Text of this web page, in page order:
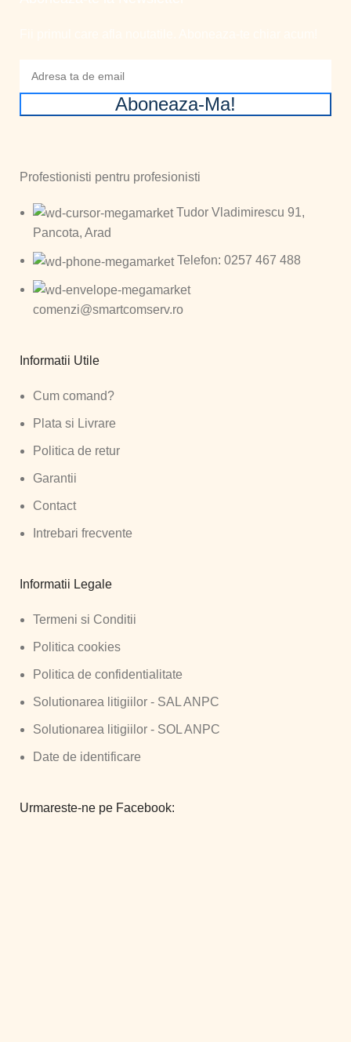
Aboneaza-Ma!
Profestionisti pentru profesionisti
Tudor Vladimirescu 91,
Pancota, Arad
Telefon: 0257 467 488
comenzi@smartcomserv.ro
Informatii Utile
Cum comand?
Plata si Livrare
Politica de retur
Garantii
Contact
Intrebari frecvente
Informatii Legale
Termeni si Conditii
Politica cookies
Politica de confidentialitate
Solutionarea litigiilor - SAL ANPC
Solutionarea litigiilor - SOL ANPC
Date de identificare
Urmareste-ne pe Facebook: